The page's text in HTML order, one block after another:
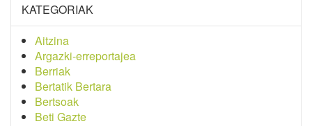
KATEGORIAK
Aitzina
Argazki-erreportajea
Berriak
Bertatik Bertara
Bertsoak
Beti Gazte